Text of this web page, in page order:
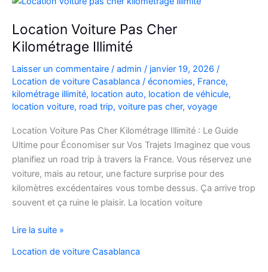
pour
explorer
l’Atlas
et
le
désert
Location Voiture Pas Cher
Kilométrage Illimité
Laisser un commentaire / admin / janvier 19, 2026 /
Location de voiture Casablanca / économies, France,
kilométrage illimité, location auto, location de véhicule,
location voiture, road trip, voiture pas cher, voyage
Location Voiture Pas Cher Kilométrage Illimité : Le Guide
Ultime pour Économiser sur Vos Trajets Imaginez que vous
planifiez un road trip à travers la France. Vous réservez une
voiture, mais au retour, une facture surprise pour des
kilomètres excédentaires vous tombe dessus. Ça arrive trop
souvent et ça ruine le plaisir. La location voiture
Location
Pas
Lire la suite »
Location de voiture Casablanca